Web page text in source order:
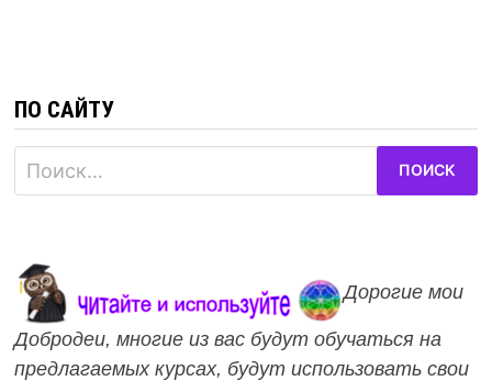
ПО САЙТУ
Найти:
Дорогие мои
Добродеи, многие из вас будут обучаться на
предлагаемых курсах, будут использовать свои